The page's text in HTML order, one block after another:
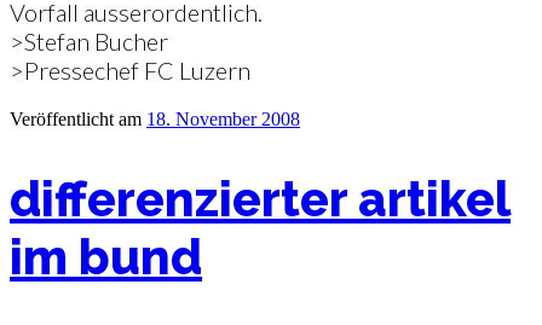
Vorfall ausserordentlich.
>Stefan Bucher
>Pressechef FC Luzern
Veröffentlicht am 18. November 2008
differenzierter artikel
im bund